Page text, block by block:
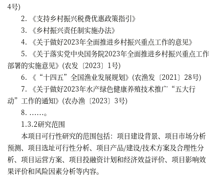
4号)
2. 《支持乡村振兴税费优惠政策指引》
3. 《乡村振兴责任制实施办法》
4. 《关于做好2023年全面推进乡村振兴重点工作的意见》
5. 《关于落实党中央国务院2023年全面推进乡村振兴重点工作
部署的实施意见》(农发〔2023〕1号)
6. 《“十四五”全国渔业发展规划》(农渔发〔2021〕28号)
7. 《关于做好2023年水产绿色健康养殖技术推广“五大行
动”工作的通知》(农办渔〔2023〕3号)
8. ......。
1.3.2研究范围
本项目可行性研究的范围包括：项目建设背景、项目市场分析
预测、项目选址可行性分析、项目产品/建设/技术方案及合理性分
析、项目运营方案、项目投融资计划和经济效益评价、项目影响效
果评价和风险因素分析等内容。